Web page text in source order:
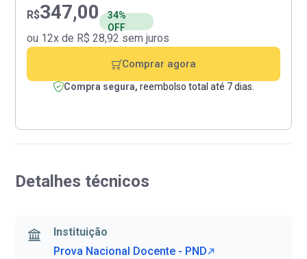
Detalhes técnicos
Instituição
Prova Nacional Docente - PND
R$347,00
34%
OFF
ou 12x de R$ 28,92 sem juros
Comprar agora
Compra segura, reembolso total até 7 dias.